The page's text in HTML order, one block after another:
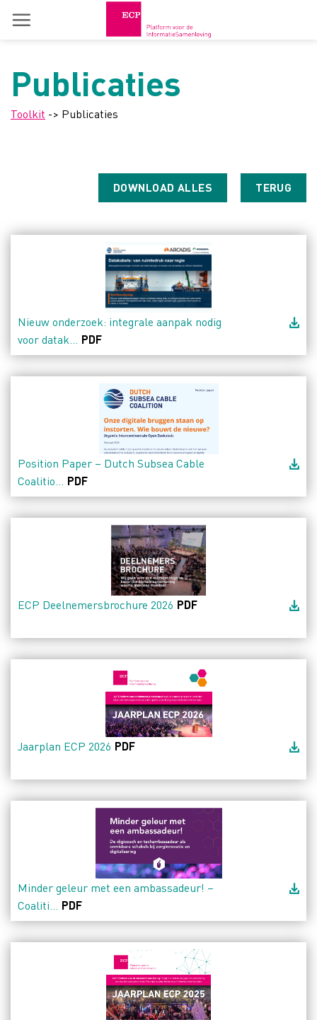
Publicaties
Toolkit -> Publicaties
DOWNLOAD ALLES TERUG
Nieuw onderzoek: integrale aanpak nodig
voor datak...
PDF
Position Paper – Dutch Subsea Cable
Coalitio...
PDF
ECP Deelnemersbrochure 2026 PDF
Jaarplan ECP 2026 PDF
Minder geleur met een ambassadeur! –
Coaliti...
PDF